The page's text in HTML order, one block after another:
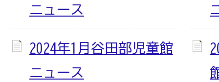
ニュース
2024年1月谷田部児童館
ニュース